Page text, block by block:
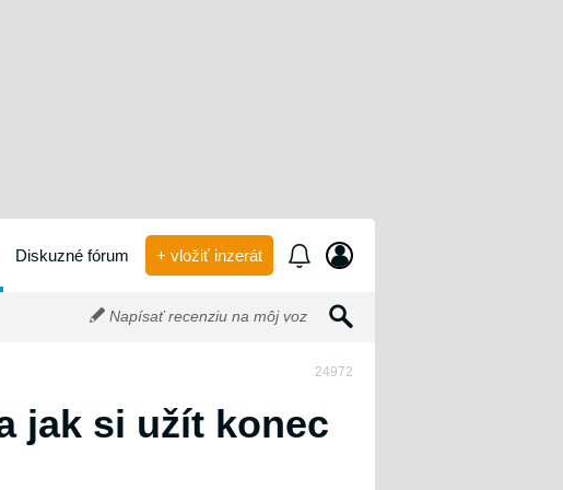
Diskuzné fórum + vložiť inzerát
Napísať recenziu na môj voz
24972
jak si užít konec